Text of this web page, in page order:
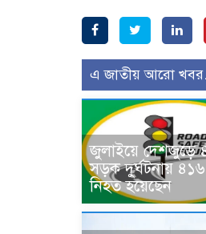
এ জাতীয় আরো
জুলাইয়ে দেশজুড়ে
সড়ক দুর্ঘটনায়
নিহত হয়েছেন